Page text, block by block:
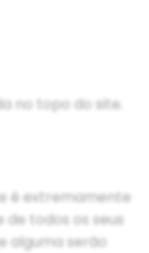
no topo do site.
é extremamente
todos os seus
alguma serão